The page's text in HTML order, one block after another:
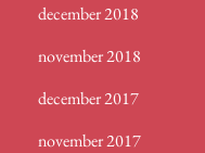
december 2018
november 2018
december 2017
november 2017